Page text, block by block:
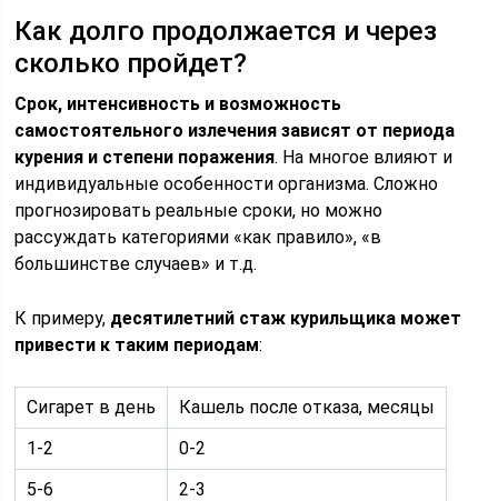
Как долго продолжается и через
сколько пройдет?
Срок, интенсивность и возможность
самостоятельного излечения зависят от периода
курения и степени поражения. На многое влияют и
индивидуальные особенности организма. Сложно
прогнозировать реальные сроки, но можно
рассуждать категориями «как правило», «в
большинстве случаев» и т.д.
К примеру, десятилетний стаж курильщика может
привести к таким периодам:
Сигарет в день
Кашель после отказа, месяцы
1-2
0-2
5-6
2-3